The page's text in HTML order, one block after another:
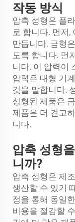
작동 방식
압축 성형은 플
로 합니다. 먼저,
만듭니다. 금형
도록 합니다. 먼
니다. 이 압력이
압력은 대형 기
것을 말합니다.
성형된 제품은
제품은 더 견고
니다.
압축 성형
니까?
압축 성형은 제
생산할 수 있기
정을 통해 동일
비용을 절감할